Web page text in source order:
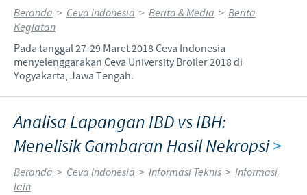
Beranda > Ceva Indonesia > Berita & Media > Berita
Kegiatan
Pada tanggal 27-29 Maret 2018 Ceva Indonesia
menyelenggarakan Ceva University Broiler 2018 di
Yogyakarta, Jawa Tengah.
Analisa Lapangan IBD vs IBH:
Menelisik Gambaran Hasil Nekropsi>
Beranda > Ceva Indonesia > Informasi Teknis > Informasi
lain